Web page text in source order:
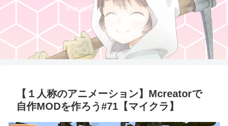
Mcreatorがメインになりつつある。
もえ屋
【１人称のアニメーション】Mcreatorで
自作MODを作ろう#71【マイクラ】